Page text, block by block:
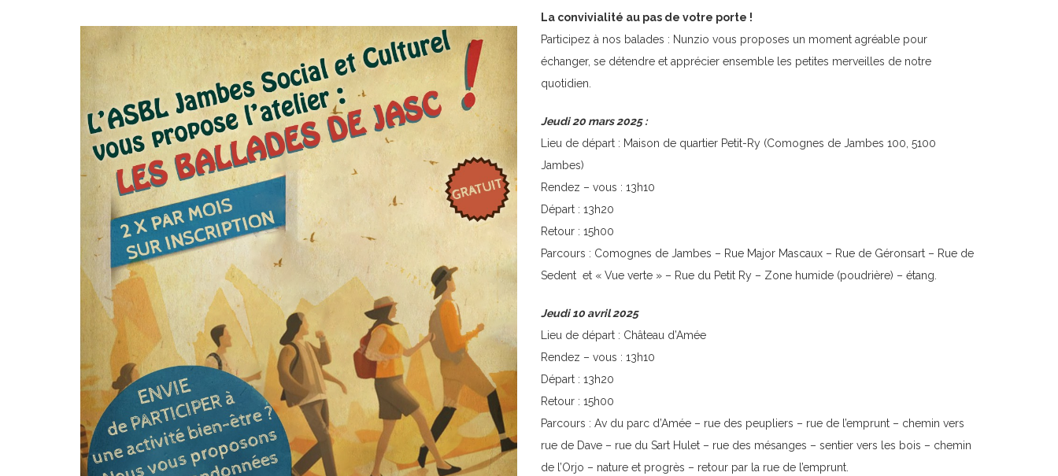
La convivialité au pas de votre porte !
Participez à nos balades : Nunzio vous proposes un moment agréable pour
échanger, se détendre et apprécier ensemble les petites merveilles de notre
quotidien.
Jeudi 20 mars 2025 :
Lieu de départ : Maison de quartier Petit-Ry (Comognes de Jambes 100, 5100
Jambes)
Rendez – vous : 13h10
Départ : 13h20
Retour : 15h00
Parcours : Comognes de Jambes – Rue Major Mascaux – Rue de Géronsart – Rue de
Sedent et « Vue verte » – Rue du Petit Ry – Zone humide (poudrière) – étang.
Jeudi 10 avril 2025
Lieu de départ : Château d’Amée
Rendez – vous : 13h10
Départ : 13h20
Retour : 15h00
Parcours : Av du parc d’Amée – rue des peupliers – rue de l’emprunt – chemin vers
rue de Dave – rue du Sart Hulet – rue des mésanges – sentier vers les bois – chemin
de l’Orjo – nature et progrès – retour par la rue de l’emprunt.